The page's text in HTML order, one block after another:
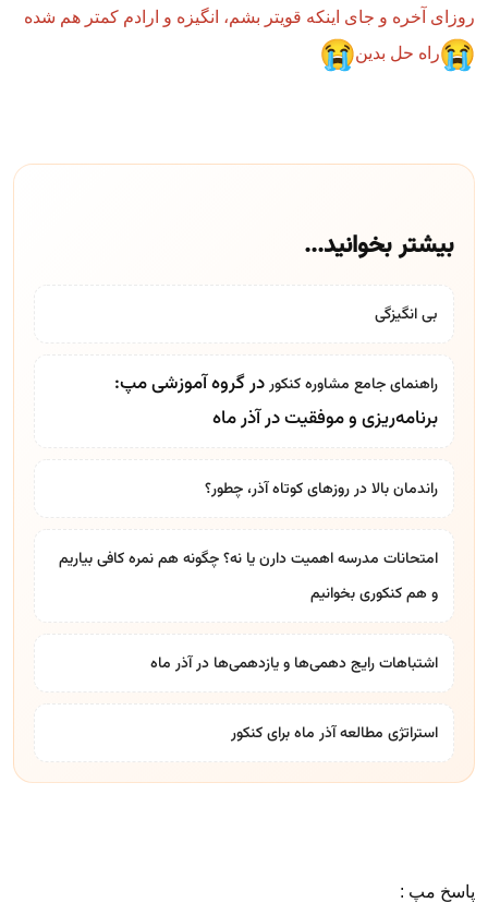
روزای آخره و جای اینکه قویتر بشم، انگیزه و ارادم کمتر هم شده
راه حل بدین
بیشتر بخوانید...
بی انگیزگی
راهنمای جامع مشاوره کنکوردر گروه آموزشی مپ:
برنامه‌ریزی و موفقیت در آذر ماه
راندمان بالا در روزهای کوتاه آذر، چطور؟
امتحانات مدرسه اهمیت دارن یا نه؟ چگونه هم نمره کافی بیاریم
و هم کنکوری بخوانیم
اشتباهات رایج دهمی‌ها و یازدهمی‌ها در آذر ماه
استراتژی مطالعه آذر ماه برای کنکور
پاسخ مپ :